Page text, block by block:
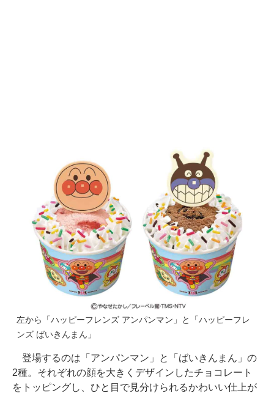
左から「ハッピーフレンズ アンパンマン」と「ハッピーフレ
ンズ ばいきんまん」
登場するのは「アンパンマン」と「ばいきんまん」の
2種。それぞれの顔を大きくデザインしたチョコレート
をトッピングし、ひと目で見分けられるかわいい仕上が